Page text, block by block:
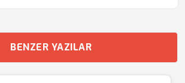
BENZER YAZILAR